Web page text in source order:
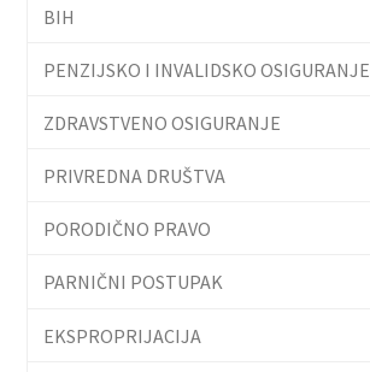
BIH
PENZIJSKO I INVALIDSKO OSIGURANJE
ZDRAVSTVENO OSIGURANJE
PRIVREDNA DRUŠTVA
PORODIČNO PRAVO
PARNIČNI POSTUPAK
EKSPROPRIJACIJA